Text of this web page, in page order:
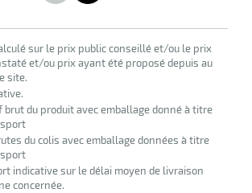
sur le prix public conseillé et/ou le prix
et/ou prix ayant été proposé depuis au
site.
brut du produit avec emballage donné à titre
du colis avec emballage données à titre
indicative sur le délai moyen de livraison
concernée.